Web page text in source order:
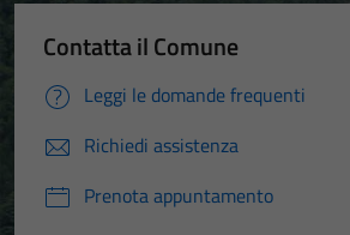
Contatta il Comune
Leggi le domande frequenti
Richiedi assistenza
Prenota appuntamento